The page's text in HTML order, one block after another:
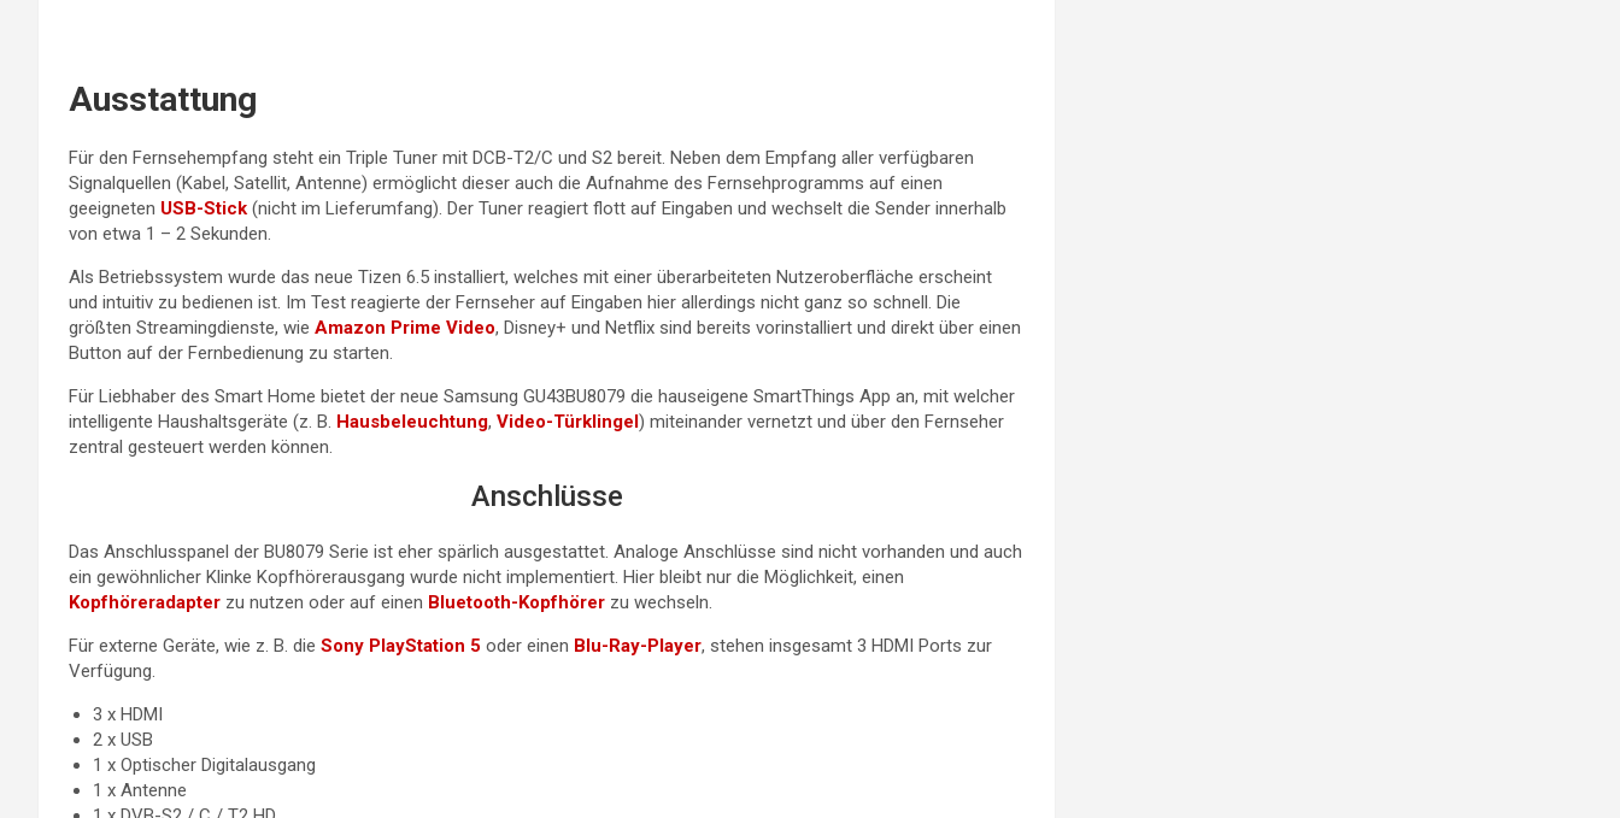
Ausstattung
Für den Fernsehempfang steht ein Triple Tuner mit DCB-T2/C und S2 bereit. Neben dem Empfang aller verfügbaren
Signalquellen (Kabel, Satellit, Antenne) ermöglicht dieser auch die Aufnahme des Fernsehprogramms auf einen
geeigneten USB-Stick (nicht im Lieferumfang). Der Tuner reagiert flott auf Eingaben und wechselt die Sender innerhalb
von etwa 1 – 2 Sekunden.
Als Betriebssystem wurde das neue Tizen 6.5 installiert, welches mit einer überarbeiteten Nutzeroberfläche erscheint
und intuitiv zu bedienen ist. Im Test reagierte der Fernseher auf Eingaben hier allerdings nicht ganz so schnell. Die
größten Streamingdienste, wie Amazon Prime Video, Disney+ und Netflix sind bereits vorinstalliert und direkt über einen
Button auf der Fernbedienung zu starten.
Für Liebhaber des Smart Home bietet der neue Samsung GU43BU8079 die hauseigene SmartThings App an, mit welcher
intelligente Haushaltsgeräte (z. B. Hausbeleuchtung, Video-Türklingel) miteinander vernetzt und über den Fernseher
zentral gesteuert werden können.
Anschlüsse
Das Anschlusspanel der BU8079 Serie ist eher spärlich ausgestattet. Analoge Anschlüsse sind nicht vorhanden und auch
ein gewöhnlicher Klinke Kopfhörerausgang wurde nicht implementiert. Hier bleibt nur die Möglichkeit, einen
Kopfhöreradapter zu nutzen oder auf einen Bluetooth-Kopfhörer zu wechseln.
Für externe Geräte, wie z. B. die Sony PlayStation 5 oder einen Blu-Ray-Player, stehen insgesamt 3 HDMI Ports zur
Verfügung.
3 x HDMI
2 x USB
1 x Optischer Digitalausgang
1 x Antenne